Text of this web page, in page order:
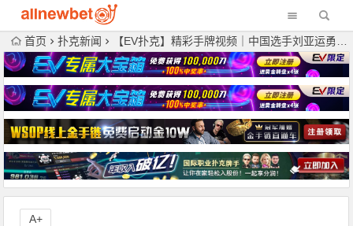
首页 扑克新闻 【EV扑克】精彩手牌视频｜中国选手刘亚运勇夺WSOP金戒指百万豪客赛冠军，丹牛盛赞实至名归！
A+